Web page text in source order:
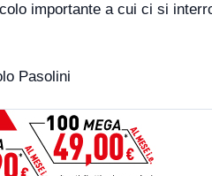
importante a cui ci si
Pasolini